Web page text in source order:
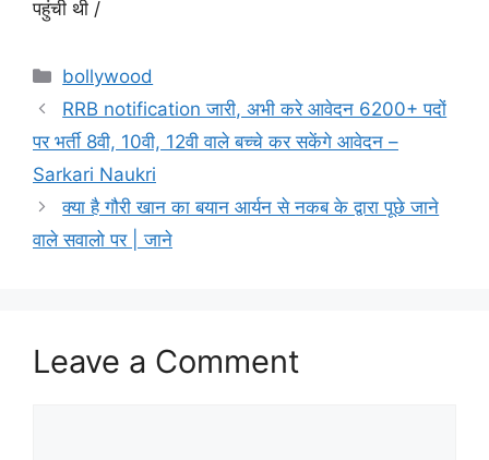
पहुंची थी /
Categories
bollywood
RRB notification जारी, अभी करे आवेदन 6200+ पदों
पर भर्ती 8वी, 10वी, 12वी वाले बच्चे कर सकेंगे आवेदन –
Sarkari Naukri
क्या है गौरी खान का बयान आर्यन से नकब के द्वारा पूछे जाने
वाले सवालो पर | जाने
Leave a Comment